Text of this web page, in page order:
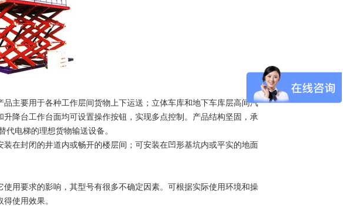
主要用于各种工作层间货物上下运送；立体车库和地下车库层高间汽
降台工作台面均可设置操作按钮，实现多点控制。产品结构坚固，承
电梯的理想货物输送设备。
在封闭的井道内或畅开的楼层间；可安装在凹形基坑内或平实的地面
用要求的影响，其型号有很多不确定因素。可根据实际使用环境和操
使用效果。